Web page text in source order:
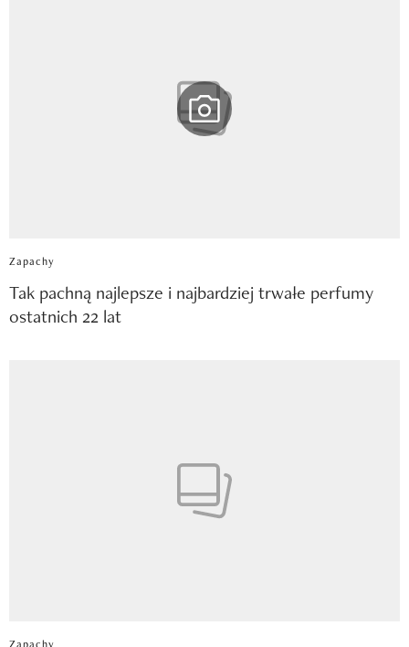
Zapachy
Tak pachną najlepsze i najbardziej trwałe perfumy
ostatnich 22 lat